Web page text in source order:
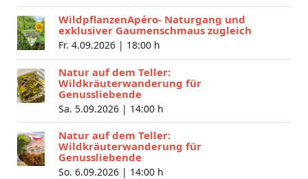
WildpflanzenApéro- Naturgang und
exklusiver Gaumenschmaus zugleich
Fr. 4.09.2026 | 18:00 h
Natur auf dem Teller:
Wildkräuterwanderung für
Genussliebende
Sa. 5.09.2026 | 14:00 h
Natur auf dem Teller:
Wildkräuterwanderung für
Genussliebende
So. 6.09.2026 | 14:00 h